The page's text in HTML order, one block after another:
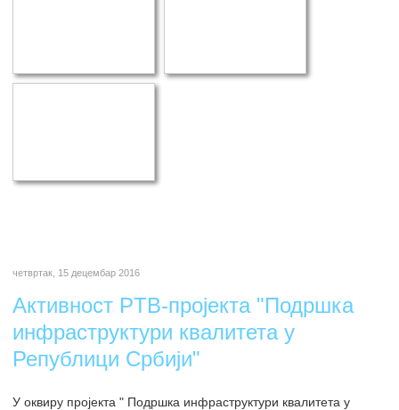
четвртак, 15 децембар 2016
Активност PTB-пројекта "Подршка
инфраструктури квалитета у
Републици Србији"
У оквиру пројекта " Подршка инфраструктури квалитета у